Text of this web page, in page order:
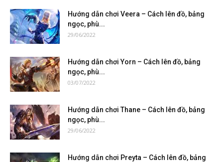
Hướng dẫn chơi Veera – Cách lên đồ, bảng
ngọc, phù...
29/06/2022
Hướng dẫn chơi Yorn – Cách lên đồ, bảng
ngọc, phù...
03/07/2022
Hướng dẫn chơi Thane – Cách lên đồ, bảng
ngọc, phù...
29/06/2022
Hướng dẫn chơi Preyta – Cách lên đồ, bảng